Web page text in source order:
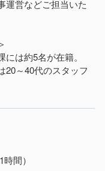
運営などご担当いた
は約5名が在籍。
～40代のスタッフ
間）